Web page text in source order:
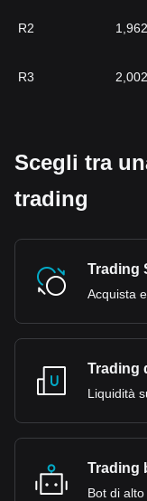
R2
R3
Scegli tra
trading
Trading
Trading
Liquidità
Trading
Bot di